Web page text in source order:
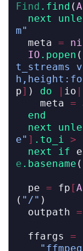
Find .find (
next
m"
  meta
=
IO .popen (
t_streams
p] ) do io
    meta
=
end
next
e" ] .to_i >
next
if
e .basename
  pe
= fp [
( "/" )
  outpath
=
  ffargs
=